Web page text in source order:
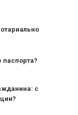
паспорта?
с